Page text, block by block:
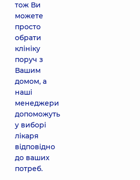
тож Ви
можете
просто
обрати
клініку
поруч з
Вашим
домом, а
наші
менеджери
допоможуть
у виборі
лікаря
відповідно
до ваших
потреб.